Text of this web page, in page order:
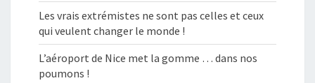
Les vrais extrémistes ne sont pas celles et ceux
qui veulent changer le monde !
L’aéroport de Nice met la gomme … dans nos
poumons !